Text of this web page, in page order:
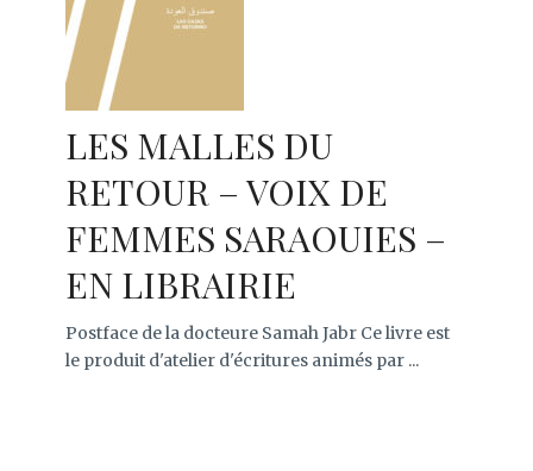
LES MALLES DU
RETOUR – VOIX DE
FEMMES SARAOUIES –
EN LIBRAIRIE
Postface de la docteure Samah Jabr Ce livre est
le produit d'atelier d'écritures animés par ...